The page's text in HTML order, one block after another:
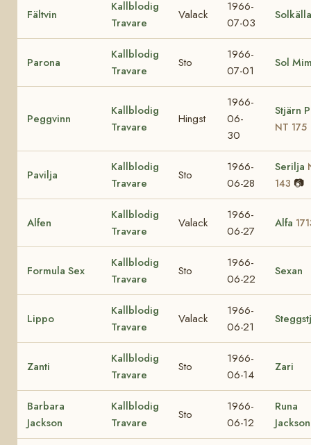
Fältvin
Kallblodig
Travare
Valack
1966-
07-03
Solkälla
Parona
Kallblodig
Travare
Sto
1966-
07-01
Sol
Peggvinn
Kallblodig
Travare
Hingst
1966-
06-
30
Stjärn
NT 175
Pavilja
Kallblodig
Travare
Sto
1966-
06-28
Serilja
143 📷
Alfen
Kallblodig
Travare
Valack
1966-
06-27
Alfa
Formula Sex
Kallblodig
Travare
Sto
1966-
06-22
Sexan
Lippo
Kallblodig
Travare
Valack
1966-
06-21
Zanti
Kallblodig
Travare
Sto
1966-
06-14
Zari
Barbara
Jackson
Kallblodig
Travare
Sto
1966-
06-12
Runa
Jackson